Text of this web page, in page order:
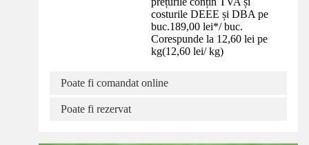
costurile DEEE și DBA pe
buc.189,00 lei*/ buc.
Corespunde la 12,60 lei pe
kg(12,60 lei/ kg)
Poate fi comandat online
Poate fi rezervat